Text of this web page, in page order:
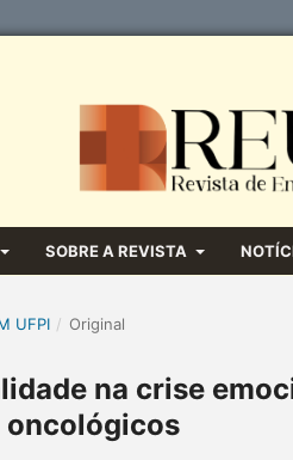
SOBRE A REVISTA
UFPI / Original
na crise
oncológicos